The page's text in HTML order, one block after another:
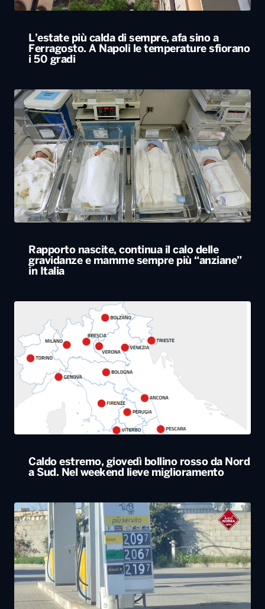
L’estate più calda di sempre, afa sino a
Ferragosto. A Napoli le temperature sfiorano
i 50 gradi
Rapporto nascite, continua il calo delle
gravidanze e mamme sempre più “anziane”
in Italia
Caldo estremo, giovedì bollino rosso da Nord
a Sud. Nel weekend lieve miglioramento